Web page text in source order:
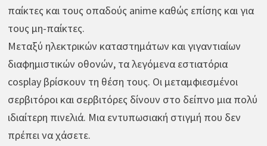
παίκτες και τους οπαδούς anime καθώς επίσης και για
τους μη-παίκτες.
Μεταξύ ηλεκτρικών καταστημάτων και γιγαντιαίων
διαφημιστικών οθονών, τα λεγόμενα εστιατόρια
cosplay βρίσκουν τη θέση τους. Οι μεταμφιεσμένοι
σερβιτόροι και σερβιτόρες δίνουν στο δείπνο μια πολύ
ιδιαίτερη πινελιά. Μια εντυπωσιακή στιγμή που δεν
πρέπει να χάσετε.